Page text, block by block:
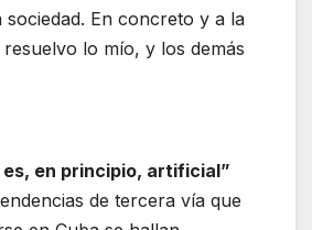
sociedad. En concreto y a la
lo mío, y los demás
en principio, artificial”
de tercera vía que